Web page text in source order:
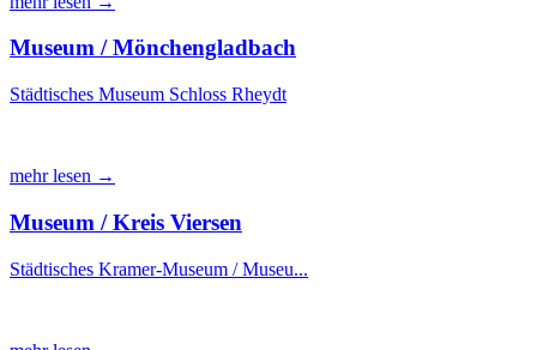
Museum / Mönchengladbach
Städtisches Museum Schloss Rheydt
mehr lesen →
Museum / Kreis Viersen
Städtisches Kramer-Museum / Museu...